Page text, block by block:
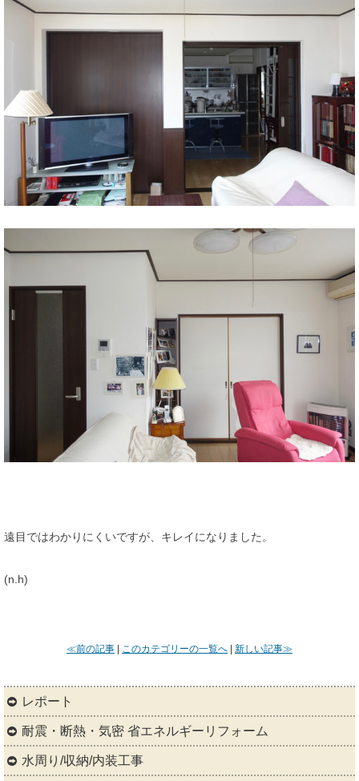
遠目ではわかりにくいですが、キレイになりました。
(n.h)
≪前の記事 このカテゴリーの一覧へ 新しい記事≫
レポート
耐震・断熱・気密 省エネルギーリフォーム
水周り/収納/内装工事